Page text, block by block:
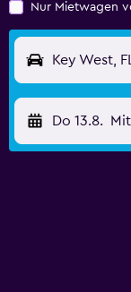
Nur Mietwagen
Key West,
Do 13.8.